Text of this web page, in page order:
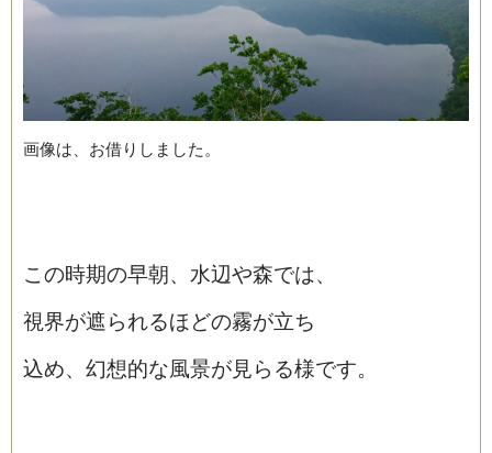
画像は、お借りしました。
この時期の早朝、水辺や森では、
視界が遮られるほどの霧が立ち
込め、幻想的な風景が見らる様です。